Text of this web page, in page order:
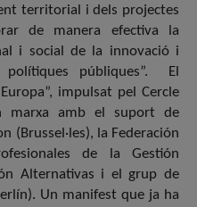
territorial i dels projectes
de manera efectiva la
i social de la innovació i
públiques”. El
impulsat pel Cercle
marxa amb el suport de
(Brussel·les), la Federación
de la Gestión
Alternativas i el grup de
Un manifest que ja ha